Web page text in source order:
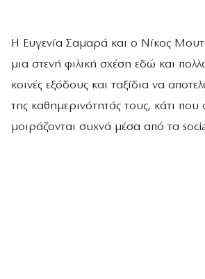
Η Ευγενία Σαμαρά και ο Νίκος
μια στενή φιλική σχέση εδώ και
κοινές εξόδους και ταξίδια να
της καθημερινότητάς τους, κάτι που
μοιράζονται συχνά μέσα από τα